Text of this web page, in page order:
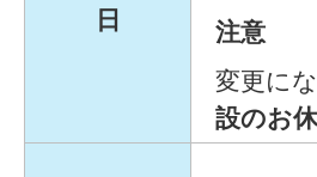
日
注意
変更に
設のお